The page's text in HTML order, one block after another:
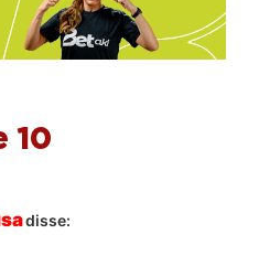
10
disse: